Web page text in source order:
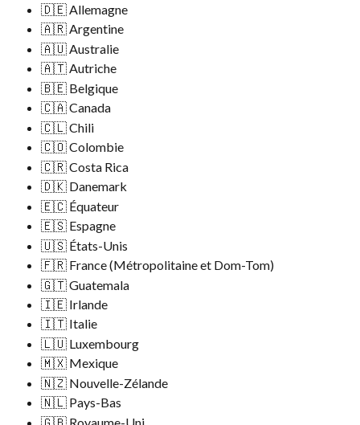
🇩🇪 Allemagne
🇦🇷 Argentine
🇦🇺 Australie
🇦🇹 Autriche
🇧🇪 Belgique
🇨🇦 Canada
🇨🇱 Chili
🇨🇴 Colombie
🇨🇷 Costa Rica
🇩🇰 Danemark
🇪🇨 Équateur
🇪🇸 Espagne
🇺🇸 États-Unis
🇫🇷 France (Métropolitaine et Dom-Tom)
🇬🇹 Guatemala
🇮🇪 Irlande
🇮🇹 Italie
🇱🇺 Luxembourg
🇲🇽 Mexique
🇳🇿 Nouvelle-Zélande
🇳🇱 Pays-Bas